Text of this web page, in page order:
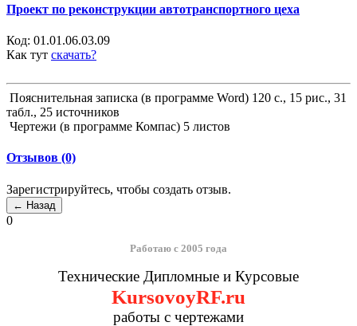
Проект по реконструкции автотранспортного цеха
Код: 01.01.06.03.09
Как тут скачать?
Пояснительная записка (в программе Word) 120 с., 15 рис., 31
табл., 25 источников
Чертежи (в программе Компас) 5 листов
Отзывов (0)
Зарегистрируйтесь, чтобы создать отзыв.
0
Работаю с 2005 года
Технические Дипломные и Курсовые
KursovoyRF.ru
работы с чертежами